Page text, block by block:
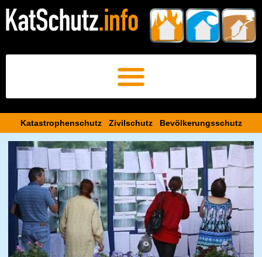
Katastrophenschutz Zivilschutz Bevölkerungsschutz​